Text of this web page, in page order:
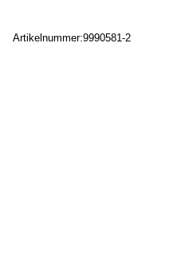
Artikelnummer:9990581-2